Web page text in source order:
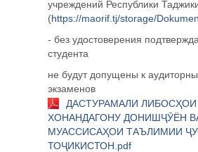
учреждений Республики
(https://maorif.tj/storage/
- без удостоверения
студента
не будут допущены к
экзаменов
ДАСТУРАМАЛИ
ХОНАНДАГОНУ ДОНИШҶӮЁН
МУАССИСАҲОИ ТАЪЛИМИИ
ТОҶИКИСТОН.pdf